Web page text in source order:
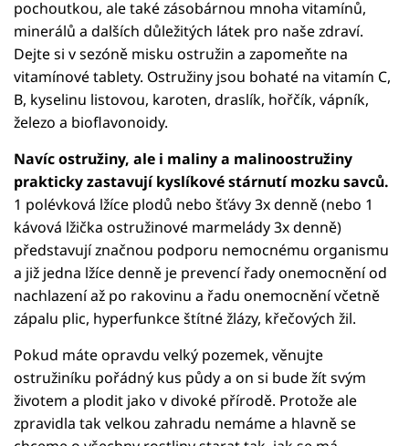
pochoutkou, ale také zásobárnou mnoha vitamínů,
minerálů a dalších důležitých látek pro naše zdraví.
Dejte si v sezóně misku ostružin a zapomeňte na
vitamínové tablety. Ostružiny jsou bohaté na vitamín C,
B, kyselinu listovou, karoten, draslík, hořčík, vápník,
železo a bioflavonoidy.
Navíc ostružiny, ale i maliny a malinoostružiny
prakticky zastavují kyslíkové stárnutí mozku savců.
1 polévková lžíce plodů nebo šťávy 3x denně (nebo 1
kávová lžička ostružinové marmelády 3x denně)
představují značnou podporu nemocnému organismu
a již jedna lžíce denně je prevencí řady onemocnění od
nachlazení až po rakovinu a řadu onemocnění včetně
zápalu plic, hyperfunkce štítné žlázy, křečových žil.
Pokud máte opravdu velký pozemek, věnujte
ostružiníku pořádný kus půdy a on si bude žít svým
životem a plodit jako v divoké přírodě. Protože ale
zpravidla tak velkou zahradu nemáme a hlavně se